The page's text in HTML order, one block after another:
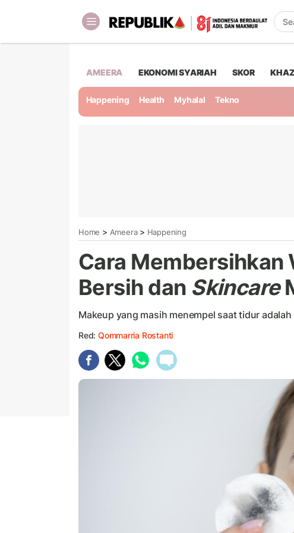
AMEERA EKONOMI SYARIAH SKOR
Happening Health Myhalal Tekno
Home > Ameera> Happening
Cara Membersihkan
Bersih dan Skincare
Makeup yang masih menempel saat tidur
Red: Qommarria Rostanti